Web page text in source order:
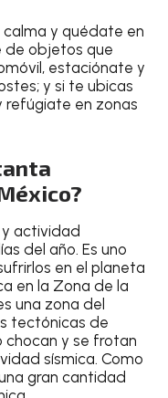
calma y quédate en
de objetos que
estaciónate y
y si te ubicas
refúgiate en zonas
y actividad
del año. Es uno
en el planeta
en la Zona de la
una zona del
tectónicas de
chocan y se frotan
sísmica. Como
gran cantidad